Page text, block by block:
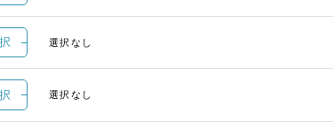
選択なし
選択なし